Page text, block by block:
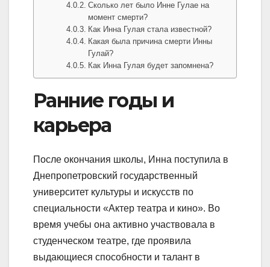
Сколько лет было Инне Гулае на
момент смерти?
Как Инна Гулая стала известной?
Какая была причина смерти Инны
Гулай?
Как Инна Гулая будет запомнена?
Ранние годы и
карьера
После окончания школы, Инна поступила в
Днепропетровский государственный
университет культуры и искусств по
специальности «Актер театра и кино». Во
время учебы она активно участвовала в
студенческом театре, где проявила
выдающиеся способности и талант в